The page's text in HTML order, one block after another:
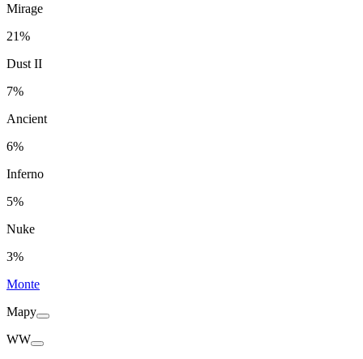
Mirage
21%
Dust II
7%
Ancient
6%
Inferno
5%
Nuke
3%
Monte
Mapy
WW